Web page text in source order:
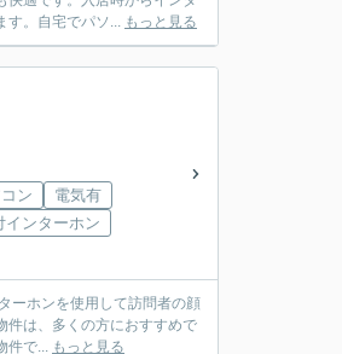
す。自宅でパソ... もっと見る
ン
電気有
インターホン
ーホンを使用して訪問者の顔
件は、多くの方におすすめで
件で... もっと見る